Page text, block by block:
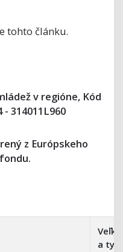
tohto článku.
v regióne, Kód
314011L960
z Európskeho
a typ